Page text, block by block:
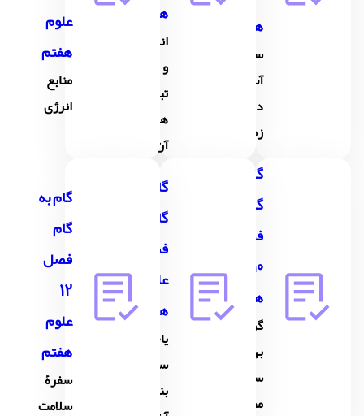
هفتم
سفر
آب
درون
زمین
هفتم
انرژی
و
تبدیل
های
آن
علوم
هفتم
منابع
انرژی
گام به
گام
فصل
10علوم
هفتم
گرما و
بهینه
سازی
مصرف
گام به
گام
علوم
هفتم
یاخته و
سازمان
بندی
گام به
گام
فصل
12
علوم
هفتم
سفرۀ
سلامت